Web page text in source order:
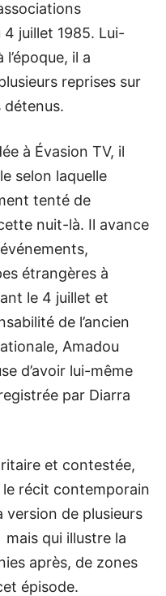
juillet 1985. Lui-
il a
reprises sur
détenus.
à Évasion TV, il
selon laquelle
tenté de
nuit-là. Il avance
étrangères à
le 4 juillet et
de l’ancien
Amadou
d’avoir lui-même
par Diarra
et contestée,
le récit contemporain
version de plusieurs
mais qui illustre la
après, de zones
épisode.